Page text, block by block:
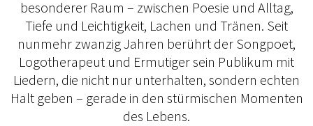
besonderer Raum – zwischen Poesie und Alltag,
Tiefe und Leichtigkeit, Lachen und Tränen. Seit
nunmehr zwanzig Jahren berührt der Songpoet,
Logotherapeut und Ermutiger sein Publikum mit
Liedern, die nicht nur unterhalten, sondern echten
Halt geben – gerade in den stürmischen Momenten
des Lebens.